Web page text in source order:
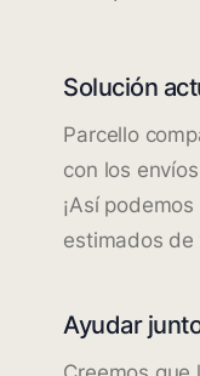
Solución
Parcello
con los
¡Así
estimados de
Ayudar